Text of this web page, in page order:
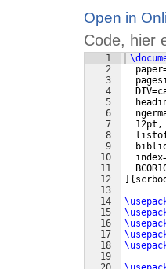
Open in
Code, hier
1
2
3
4
5
6
7
8
9
10
11
12
13
14
15
16
17
18
19
{